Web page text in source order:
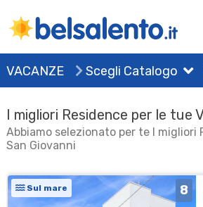
VACANZE Scegli Catalogo
I migliori Residence per le tue
Abbiamo selezionato per te I migliori
San Giovanni
Sul mare 8